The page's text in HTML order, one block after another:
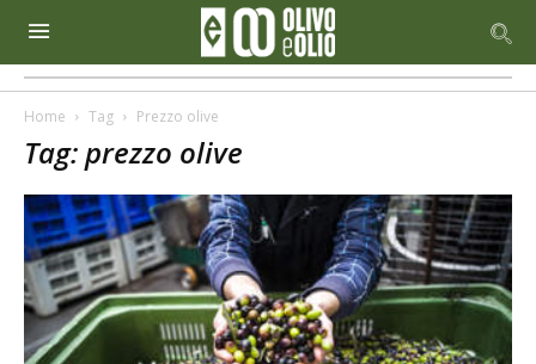
Home Tag Prezzo olive
Tag: prezzo olive